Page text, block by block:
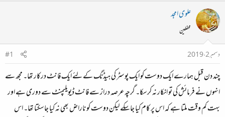
ب
ل
ڑ
ی
ی
د
ا
ء
علوی امجد
محفلین
دسمبر 2، 2019
#1
چند دن قبل ہمارے ایک دوست کو ایک پوسٹر کی ہیڈنگ کے لئے ایک فانٹ درکار تھا۔ مجھ سے
انہوں نے فرمائش کی تو انکار نہ کرسکا۔ گرچہ عرصہ دراز سے فانٹ ڈیویلپمنٹ سے دوری ہے اور
بہت کم وقت ملتا ہے کہ اس پر کام کیا جاسکے لیکن دوست کو ناراض بھی نہ کیا جاسکتا تھا۔ اس